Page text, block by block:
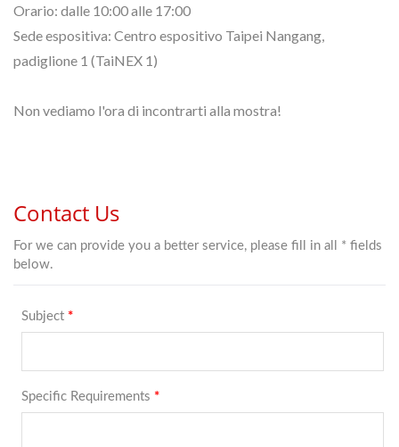
Orario: dalle 10:00 alle 17:00
Sede espositiva: Centro espositivo Taipei Nangang,
padiglione 1 (TaiNEX 1)
Non vediamo l'ora di incontrarti alla mostra!